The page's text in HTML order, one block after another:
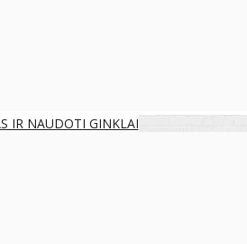
IR NAUDOTI GINKLAI